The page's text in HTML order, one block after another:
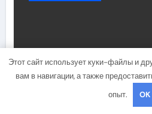
Биография Севара
Этот сайт использует куки-файлы и
вам в навигации, а также
опыт.
OK